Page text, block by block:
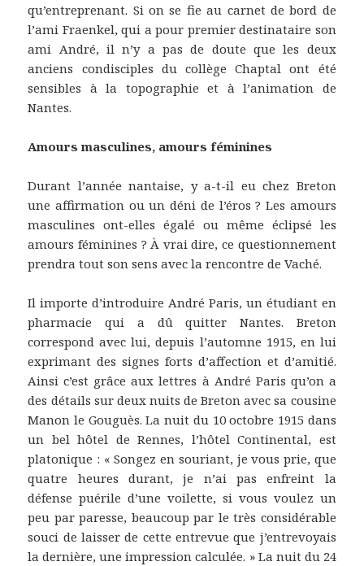
qu’entreprenant. Si on se fie au carnet de bord de
l’ami Fraenkel, qui a pour premier destinataire son
ami André, il n’y a pas de doute que les deux
anciens condisciples du collège Chaptal ont été
sensibles à la topographie et à l’animation de
Nantes.
Amours masculines, amours féminines
Durant l’année nantaise, y a-t-il eu chez Breton
une affirmation ou un déni de l’éros ? Les amours
masculines ont-elles égalé ou même éclipsé les
amours féminines ? À vrai dire, ce questionnement
prendra tout son sens avec la rencontre de Vaché.
Il importe d’introduire André Paris, un étudiant en
pharmacie qui a dû quitter Nantes. Breton
correspond avec lui, depuis l’automne 1915, en lui
exprimant des signes forts d’affection et d’amitié.
Ainsi c’est grâce aux lettres à André Paris qu’on a
des détails sur deux nuits de Breton avec sa cousine
Manon le Gouguès. La nuit du 10 octobre 1915 dans
un bel hôtel de Rennes, l’hôtel Continental, est
platonique : « Songez en souriant, je vous prie, que
quatre heures durant, je n’ai pas enfreint la
défense puérile d’une voilette, si vous voulez un
peu par paresse, beaucoup par le très considérable
souci de laisser de cette entrevue que j’entrevoyais
la dernière, une impression calculée. » La nuit du 24